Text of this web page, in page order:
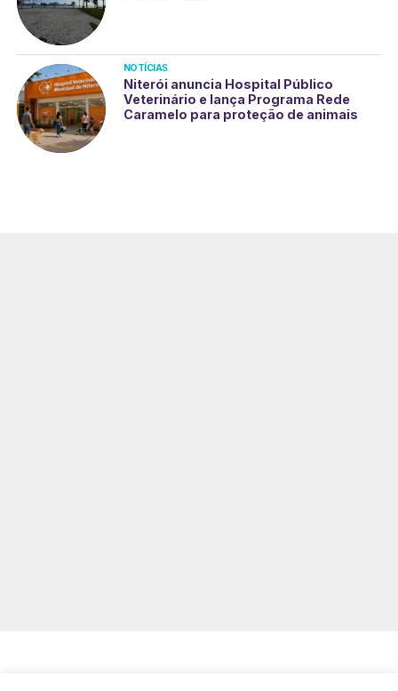
NOTÍCIAS
Niterói anuncia Hospital Público
Veterinário e lança Programa Rede
Caramelo para proteção de animais